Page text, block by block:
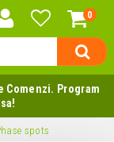
0
Comenzi. Program
spots